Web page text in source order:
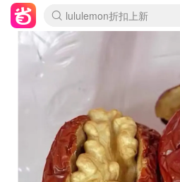
lululemon折扣上新
Sasa美妆护肤3.5折
SSENSE年中2.5折
FreshBeauty好价汇总
Cettire降价+叠9折
WWS Coles超市实拍
viagogo二手票捡漏
Myer超级周末
The Outnet奢牌1折起
David Jones 3折起
Flannels大牌1折
Perfumes Club护肤1折
AMIRO面罩$251
Amazon折扣汇总
eToro入金$200送$50
Amazon数码好物
ICONIC本周7.5折
ThedoubleF高奢地板价
Moose Knuckles 6折
丝芙兰5折起
EUFY摄像头$98
Selenichast首饰2折
Trip机票酒店促销
YSL送5件彩妆礼
Amazon家居好物
Amazon美妆护肤
雅漾大喷$8
过敏原检测盒$33
伊索独家赠50ml沐浴露
科颜氏高保湿面霜$29
SEALIFE海洋馆门票6折
丝塔芙大白罐$16
订阅Newsletter送香薰
Cult Beauty 6.8折
Harrods圣诞日历$525
LN-CC奢牌私促3折
d'Alba空姐喷雾$16
EVE LOM套装£56
Bernardelli独家4折
Adore Beauty 6折起
CT圣诞日历
Mytheresa奢品2.7折
Luxury Escapes 9折
Currentbody美容仪$881
MOON Garden Live
Roborock扫地机$649
Tingo Life水杯$24
Valentino官网5折
CR洗护套装$23
修丽可4件套$159
Myer彩妆2件7折
GANNI官网4.5折
Stylevana韩妆4折
Tessabit高奢8.5折
OGX洗发水$11
Amazon阿德莱德次日达
卡诗8.5折+赠礼
Philips Hue灯具8折